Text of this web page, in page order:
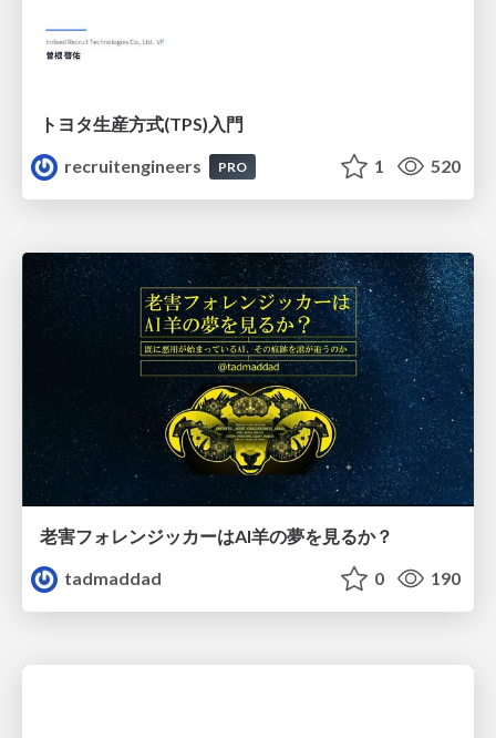
トヨタ⽣産⽅式(TPS)⼊⾨
recruitengineers
PRO 1 520
老害フォレンジッカーはAI羊の夢を見るか？
tadmaddad
0 190